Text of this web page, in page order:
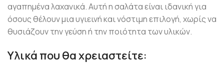
αγαπημένα λαχανικά. Αυτή η σαλάτα είναι ιδανική για
όσους θέλουν μια υγιεινή και νόστιμη επιλογή, χωρίς να
θυσιάζουν την γεύση ή την ποιότητα των υλικών.
Υλικά που θα χρειαστείτε: